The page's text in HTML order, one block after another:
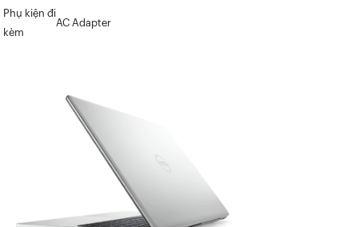
Phụ kiện đi
kèm
AC Adapter